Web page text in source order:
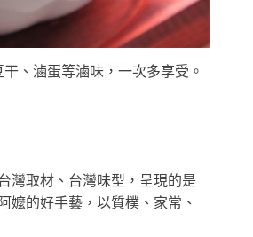
、滷蛋等滷味，一次多享受。
灣取材、台灣味型，呈現的是
嬤的好手藝，以質樸、家常、